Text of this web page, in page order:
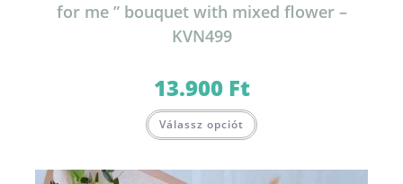
for me ” bouquet with mixed flower –
KVN499
13.900 Ft
Válassz opciót